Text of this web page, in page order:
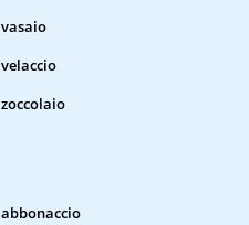
vasaio
velaccio
zoccolaio
abbonaccio